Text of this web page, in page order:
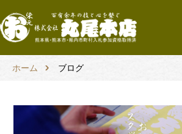
ホーム ブログ